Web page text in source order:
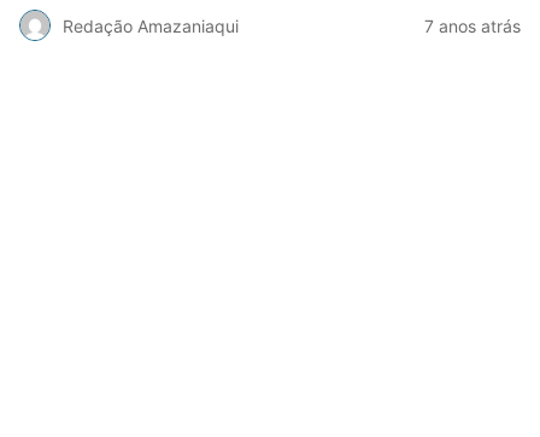
Redação Amazaniaqui 7 anos atrás